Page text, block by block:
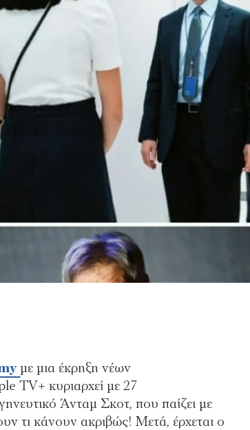
με μια έκρηξη νέων
TV+ κυριαρχεί με 27
Άνταμ Σκοτ, που παίζει με
τι κάνουν ακριβώς! Μετά, έρχεται ο